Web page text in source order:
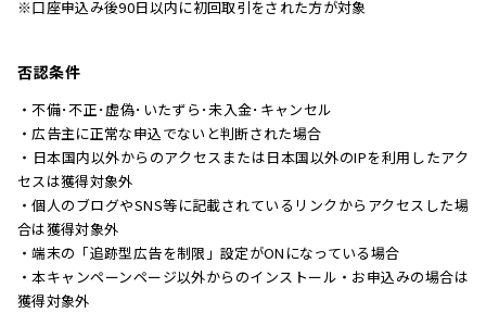
※口座申込み後90日以内に初回取引をされた方が対象
否認条件
・不備･不正･虚偽･いたずら･未入金･キャンセル
・広告主に正常な申込でないと判断された場合
・日本国内以外からのアクセスまたは日本国以外のIPを利用したアク
セスは獲得対象外
・個人のブログやSNS等に記載されているリンクからアクセスした場
合は獲得対象外
・端末の「追跡型広告を制限」設定がONになっている場合
・本キャンペーンページ以外からのインストール・お申込みの場合は
獲得対象外